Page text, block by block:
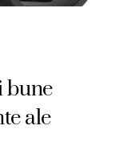
bune
ale